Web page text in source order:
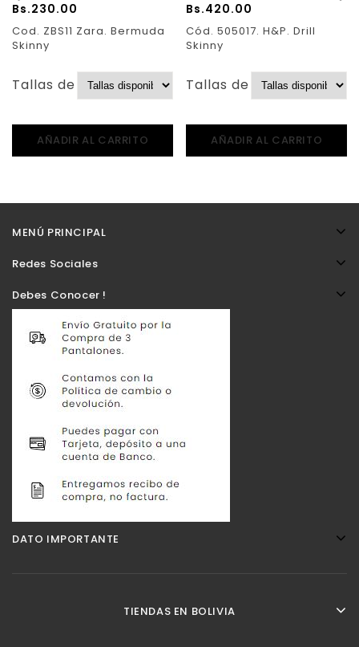
Bs.230.00
Cod. ZBS11 Zara. Bermuda
Skinny
Tallas de Pantalones:
AÑADIR AL CARRITO
Bs.420.00
Cód. 505017. H&P. Drill
Skinny
Tallas de Pantalones:
AÑADIR AL CARRITO
MENÚ PRINCIPAL
Redes Sociales
Debes Conocer !
DATO IMPORTANTE
TIENDAS EN BOLIVIA